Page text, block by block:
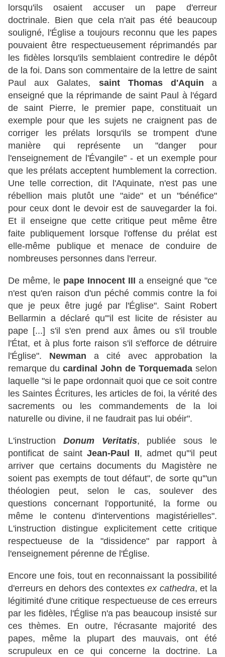
lorsqu'ils osaient accuser un pape d'erreur
doctrinale. Bien que cela n'ait pas été beaucoup
souligné, l'Église a toujours reconnu que les papes
pouvaient être respectueusement réprimandés par
les fidèles lorsqu'ils semblaient contredire le dépôt
de la foi. Dans son commentaire de la lettre de saint
Paul aux Galates, saint Thomas d'Aquin a
enseigné que la réprimande de saint Paul à l'égard
de saint Pierre, le premier pape, constituait un
exemple pour que les sujets ne craignent pas de
corriger les prélats lorsqu'ils se trompent d'une
manière qui représente un "danger pour
l'enseignement de l'Évangile" - et un exemple pour
que les prélats acceptent humblement la correction.
Une telle correction, dit l'Aquinate, n'est pas une
rébellion mais plutôt une "aide" et un "bénéfice"
pour ceux dont le devoir est de sauvegarder la foi.
Et il enseigne que cette critique peut même être
faite publiquement lorsque l'offense du prélat est
elle-même publique et menace de conduire de
nombreuses personnes dans l'erreur.
De même, le pape Innocent III a enseigné que "ce
n'est qu'en raison d'un péché commis contre la foi
que je peux être jugé par l'Église". Saint Robert
Bellarmin a déclaré qu'"il est licite de résister au
pape [...] s'il s'en prend aux âmes ou s'il trouble
l'État, et à plus forte raison s'il s'efforce de détruire
l'Église". Newman a cité avec approbation la
remarque du cardinal John de Torquemada selon
laquelle "si le pape ordonnait quoi que ce soit contre
les Saintes Écritures, les articles de foi, la vérité des
sacrements ou les commandements de la loi
naturelle ou divine, il ne faudrait pas lui obéir".
L'instruction Donum Veritatis, publiée sous le
pontificat de saintJean-Paul II, admet qu'"il peut
arriver que certains documents du Magistère ne
soient pas exempts de tout défaut", de sorte qu'"un
théologien peut, selon le cas, soulever des
questions concernant l'opportunité, la forme ou
même le contenu d'interventions magistérielles".
L'instruction distingue explicitement cette critique
respectueuse de la "dissidence" par rapport à
l'enseignement pérenne de l'Église.
Encore une fois, tout en reconnaissant la possibilité
d'erreurs en dehors des contextesex cathedra, et la
légitimité d'une critique respectueuse de ces erreurs
par les fidèles, l'Église n'a pas beaucoup insisté sur
ces thèmes. En outre, l'écrasante majorité des
papes, même la plupart des mauvais, ont été
scrupuleux en ce qui concerne la doctrine. La